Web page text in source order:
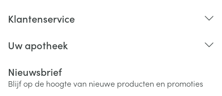
Klantenservice
Uw apotheek
Nieuwsbrief
Blijf op de hoogte van nieuwe producten en promoties